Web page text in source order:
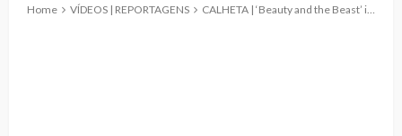
Home VÍDEOS | REPORTAGENS CALHETA | ‘Beauty and the Beast’ interpretado pela União Popular (c/ vídeo)